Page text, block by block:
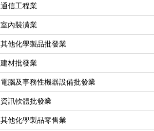
通信工程業
室內裝潢業
其他化學製品批發業
建材批發業
電腦及事務性機器設備批發業
資訊軟體批發業
其他化學製品零售業